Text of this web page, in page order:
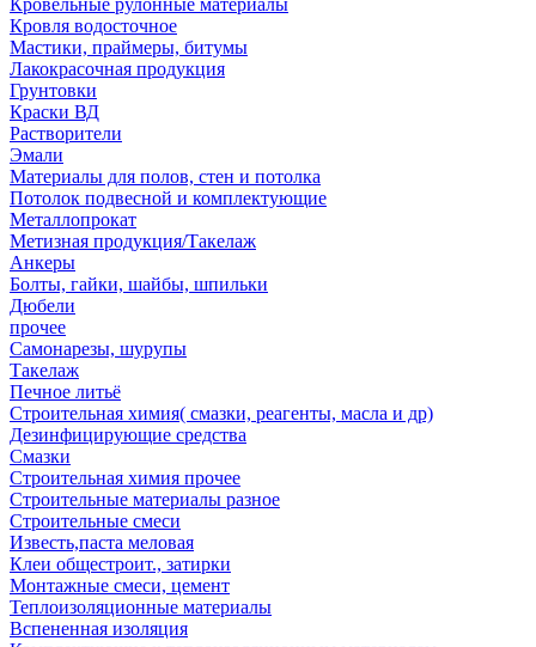
Кровельные рулонные материалы
Кровля водосточное
Мастики, праймеры, битумы
Лакокрасочная продукция
Грунтовки
Краски ВД
Растворители
Эмали
Материалы для полов, стен и потолка
Потолок подвесной и комплектующие
Металлопрокат
Метизная продукция/Такелаж
Анкеры
Болты, гайки, шайбы, шпильки
Дюбели
прочее
Самонарезы, шурупы
Такелаж
Печное литьё
Строительная химия( смазки, реагенты, масла и др)
Дезинфицирующие средства
Смазки
Строительная химия прочее
Строительные материалы разное
Строительные смеси
Известь,паста меловая
Клеи общестроит., затирки
Монтажные смеси, цемент
Теплоизоляционные материалы
Вспененная изоляция